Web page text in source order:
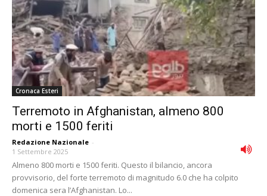
Cronaca Esteri
Terremoto in Afghanistan, almeno 800
morti e 1500 feriti
Redazione Nazionale -
1 Settembre 2025
Almeno 800 morti e 1500 feriti. Questo il bilancio, ancora
provvisorio, del forte terremoto di magnitudo 6.0 che ha colpito
domenica sera l’Afghanistan. Lo...